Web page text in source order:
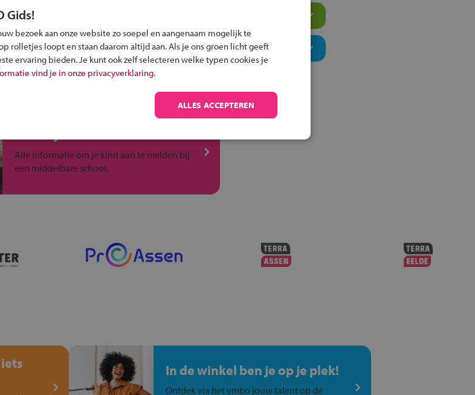
in jouw regio
Alle informatie om je kind aan te melden bij
een middelbare school.
In de winkel ben je op je plek!
Ontdek via het vmbo jouw talent op de
Gids!
bezoek aan onze website zo soepel en aangenaam mogelijk te
rolletjes loopt en staan daarom altijd aan. Als je ons groen licht geeft
ervaring bieden. Je kunt ook zelf selecteren welke typen cookies je
vind je in onze privacyverklaring.
ALLES ACCEPTEREN